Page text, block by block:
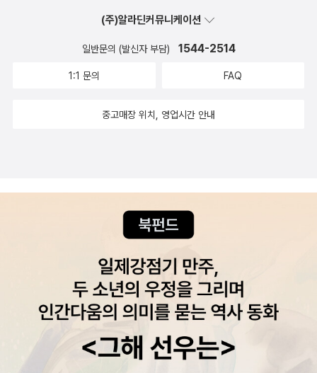
다. 문장을 쓰는 것이 아니라 입으로 말해 보는 코너입니다. <넷째마
다시 한 번 복습합니다. <2단계> 응용 표현 익히기 1단계에서 배운
가볍게 들고 다니면서 공부할 수 있습니다. ‘우리말 해석 → 한어병음
→ 한자’ 순으로 정리했습니다. 소책자로 공부할 때도 꼭 mp3 파일을
리케이션이 있어서, 책이 당장 눈앞에 없어도 어디서나 쉽게 저자의
음성강의와 예문, 텍스트까지 볼 수 있어 그뤠잇!!!물론 저처럼 완전
초보는 아직 듣기 시간도 충분하지 않아 그 정도의 내용을 다 받아들
번 반복해서 공부할 예정이라 이런 무한반복 복습 시스템이 너무 마
비스로 저자가 직접 알려주는 동영상 강의도 있다는데, 이건 책을 한
번 다 훌어본 후에 도전하려구요.^^ <중국어 첫걸음 무작정 따라
배운다면 반드시 알고 넘어가야 하는 성조와 중국어 발음에 대해 배
워요.1단계로 배울 발음에 대해 저자 음성 강의를 듣고, 책에 수록된
그림을 보면서 발음을 흉내내요.2단계로 배우는 발음으로 구성된 다
귀에 익숙해질 때까지 최소 10번 이상 듣고 따라읽기 훈련을 하라고
강조하고 있어요. 둘째와 셋째 마당은 기초 동사, 형용사, 부사를
고도 중국어가 바로 나올 수 있습니다. 만약에 입에서 바로바로 튀어
나오지 않는다면 처음부터 다시 반복하세요. 진도가 중요한 것이 아
중요합니다.”라는 저자 선생님의 말씀을 충실히 따르려 했습니다. 왜
수도 없는 일입니다. 게다가 진도가 중요하지 않다. 처음부터 다시해
것 같지만 그것이 맞을 것 같다는 생각을 했습니다. 우리는 어떠한 전
자제품을 구입하더라도 사용설명서를 주의깊게 읽는 경우가 드뭅니
다. 바로 전원 연결하여 사용하기 바쁘지 언제 설명서를 읽고 할 시간
이 있겠습니까? 그런데 저자의 머리말은 이 책의 사용설명서가 아닐
까요? 저자가 이책을 통해 우리 독자에게 주고자 하는 메시지와 이
책의 집필의도, 그리고 자상하고 친절하게 알려주시는 이 책의 사용
법을 무시하고 무조건 진도를 나갈 수는 없지요.설사 머릿말을 읽는
다해도 그저 판에 밖힌 이야기로 치부해 버리고 바로 본인의 학습 스
(주)알라딘커뮤니케이션
일반문의 (발신자 부담) 1544-2514
1:1 문의 FAQ
중고매장 위치, 영업시간 안내